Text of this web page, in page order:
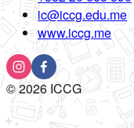
ic@iccg.edu.me
www.iccg.me
©2026ICCG